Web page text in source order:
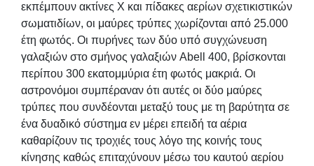
εκπέμπουν ακτίνες Χ και πίδακες αερίων σχετικιστικών
σωματιδίων, οι μαύρες τρύπες χωρίζονται από 25.000
έτη φωτός. Οι πυρήνες των δύο υπό συγχώνευση
γαλαξιών στο σμήνος γαλαξιών Abell 400, βρίσκονται
περίπου 300 εκατομμύρια έτη φωτός μακριά. Οι
αστρονόμοι συμπέραναν ότι αυτές οι δύο μαύρες
τρύπες που συνδέονται μεταξύ τους με τη βαρύτητα σε
ένα δυαδικό σύστημα εν μέρει επειδή τα αέρια
καθαρίζουν τις τροχιές τους λόγο της κοινής τους
κίνησης καθώς επιταχύνουν μέσω του καυτού αερίου